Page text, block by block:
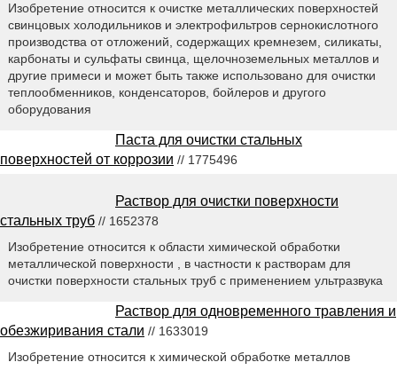
Изобретение относится к очистке металлических поверхностей
свинцовых холодильников и электрофильтров сернокислотного
производства от отложений, содержащих кремнезем, силикаты,
карбонаты и сульфаты свинца, щелочноземельных металлов и
другие примеси и может быть также использовано для очистки
теплообменников, конденсаторов, бойлеров и другого
оборудования
Паста для очистки стальных
поверхностей от коррозии // 1775496
Раствор для очистки поверхности
стальных труб // 1652378
Изобретение относится к области химической обработки
металлической поверхности , в частности к растворам для
очистки поверхности стальных труб с применением ультразвука
Раствор для одновременного травления и
обезжиривания стали // 1633019
Изобретение относится к химической обработке металлов